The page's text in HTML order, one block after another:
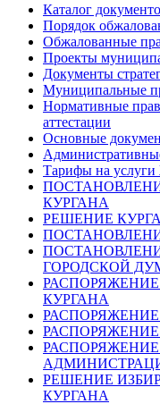
Каталог
Порядок
Обжалованные
Проекты
Документы
Муниципальные
Нормативные
аттестации
Основные
Тарифы на
КУРГАНА
РЕШЕНИЕ
ГОРОДСКОЙ
КУРГАНА
РЕШЕНИЕ
КУРГАНА